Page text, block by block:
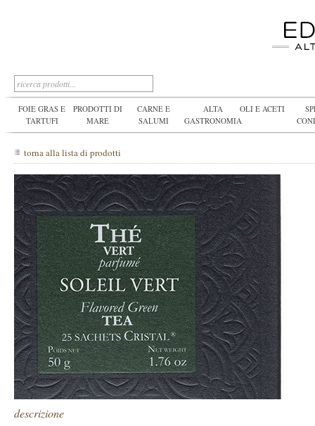
FOIE GRAS E
TARTUFI
PRODOTTI DI
MARE
CARNE E
SALUMI
ALTA
GASTRONOMIA
OLI E ACETI
torna alla lista di prodotti
descrizione